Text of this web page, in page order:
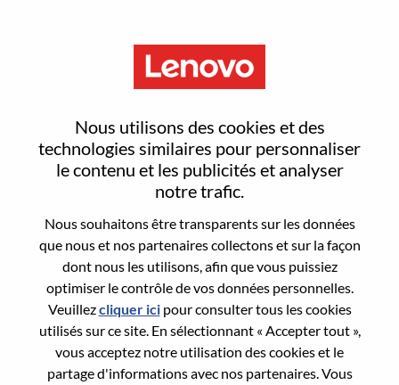
Nous utilisons des cookies et des
technologies similaires pour personnaliser
le contenu et les publicités et analyser
notre trafic.
Nous souhaitons être transparents sur les données
que nous et nos partenaires collectons et sur la façon
dont nous les utilisons, afin que vous puissiez
optimiser le contrôle de vos données personnelles.
Veuillezcliquer icipour consulter tous les cookies
utilisés sur ce site. En sélectionnant « Accepter tout »,
vous acceptez notre utilisation des cookies et le
partage d'informations avec nos partenaires. Vous
Reset password
Are you sure you want to reset your
Enter the email address associated with your
account, then click "Continue".
We will email you a link to reset your
password.